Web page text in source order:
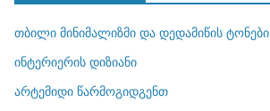
ო
რ
თბილი მინიმალიზმი და დედამიწის ტონები
ინტერიერის დიზიანი
არტემიდი წარმოგიდგენთ